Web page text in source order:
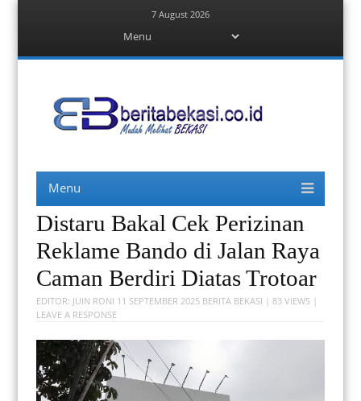
7 August 2026
content
Berita Bekasi
Menu
content
Distaru Bakal Cek Perizinan
Reklame Bando di Jalan Raya
Caman Berdiri Diatas Trotoar
EDITOR: JUIN RONI 11 SEPTEMBER 2025 BERITA BEKASI | 83 VIEWS |
LEAVE A RESPONSE